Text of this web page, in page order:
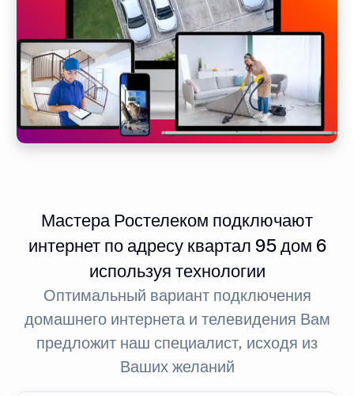
Мастера Ростелеком подключают
интернет по адресу квартал 95 дом 6
используя технологии
Оптимальный вариант подключения
домашнего интернета и телевидения Вам
предложит наш специалист, исходя из
Ваших желаний